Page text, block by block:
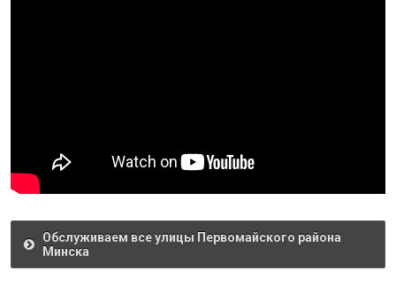
Обслуживаем все улицы Первомайского района
Минска